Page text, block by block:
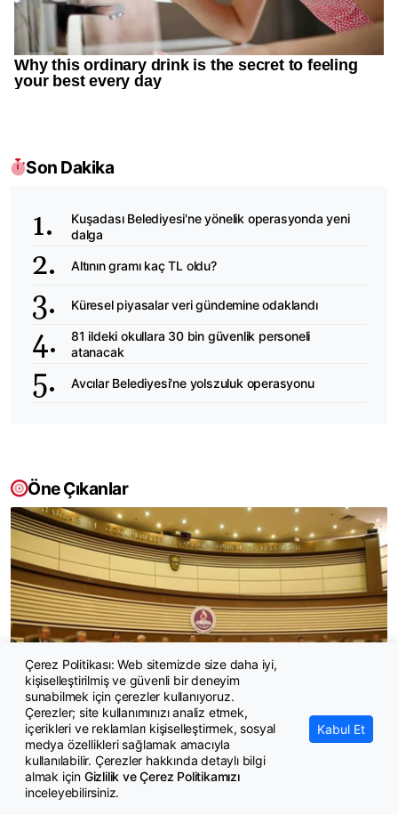
Son Dakika
Kuşadası Belediyesi'ne yönelik operasyonda yeni
dalga
Altının gramı kaç TL oldu?
Küresel piyasalar veri gündemine odaklandı
81 ildeki okullara 30 bin güvenlik personeli
atanacak
Avcılar Belediyesi'ne yolszuluk operasyonu
Öne Çıkanlar
Belediye başkanlarına yeşil pasaport için aranan 1. derece kadro
şartı hukuka uygun bulundu
Çerez Politikası: Web sitemizde size daha iyi,
kişiselleştirilmiş ve güvenli bir deneyim
sunabilmek için çerezler kullanıyoruz.
Çerezler; site kullanımınızı analiz etmek,
içerikleri ve reklamları kişiselleştirmek, sosyal
medya özellikleri sağlamak amacıyla
kullanılabilir. Çerezler hakkında detaylı bilgi
almak için Gizlilik ve Çerez Politikamızı
inceleyebilirsiniz.
Kabul Et